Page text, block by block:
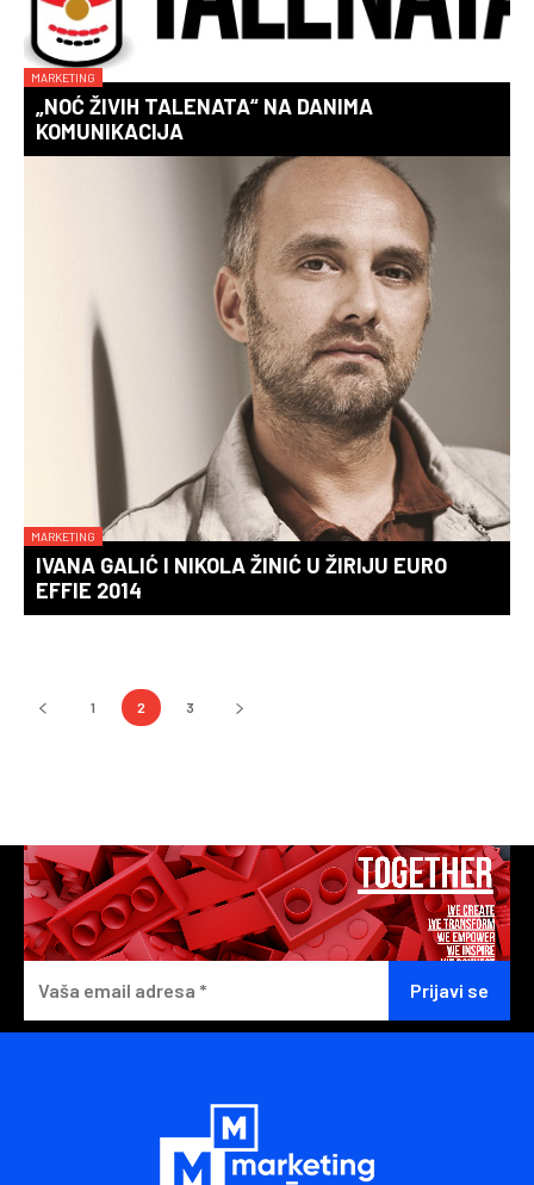
MARKETING
„NOĆ ŽIVIH TALENATA“ NA DANIMA
KOMUNIKACIJA
MARKETING
IVANA GALIĆ I NIKOLA ŽINIĆ U ŽIRIJU EURO
EFFIE 2014
1 2 3